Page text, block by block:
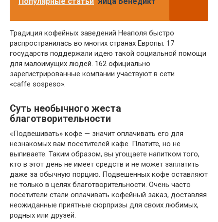
Традиция кофейных заведений Неаполя быстро
распространилась во многих странах Европы. 17
государств поддержали идею такой социальной помощи
для малоимущих людей. 162 официально
зарегистрированные компании участвуют в сети
«caffe sospeso».
Суть необычного жеста
благотворительности
«Подвешивать» кофе — значит оплачивать его для
незнакомых вам посетителей кафе. Платите, но не
выпиваете. Таким образом, вы угощаете напитком того,
кто в этот день не имеет средств и не может заплатить
даже за обычную порцию. Подвешенных кофе оставляют
не только в целях благотворительности. Очень часто
посетители стали оплачивать кофейный заказ, доставляя
неожиданные приятные сюрпризы для своих любимых,
родных или друзей.